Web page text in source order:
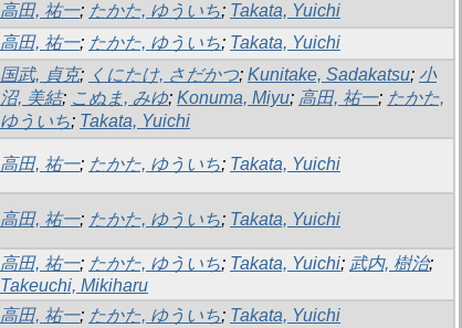
高田, 祐一; たかた, ゆういち; Takata, Yuichi
高田, 祐一; たかた, ゆういち; Takata, Yuichi
国武, 貞克; くにたけ, さだかつ; Kunitake, Sadakatsu; 小
沼, 美結; こぬま, みゆ; Konuma, Miyu; 高田, 祐一; たかた,
ゆういち; Takata, Yuichi
高田, 祐一; たかた, ゆういち; Takata, Yuichi
高田, 祐一; たかた, ゆういち; Takata, Yuichi
高田, 祐一; たかた, ゆういち; Takata, Yuichi; 武内, 樹治;
Takeuchi, Mikiharu
高田, 祐一; たかた, ゆういち; Takata, Yuichi